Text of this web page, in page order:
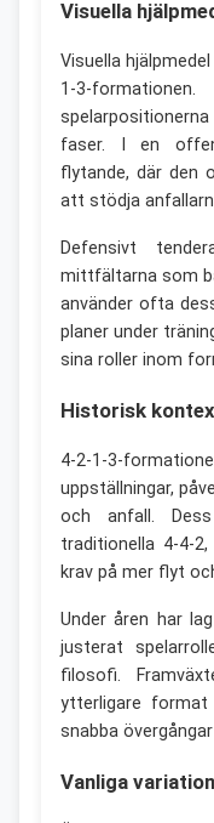
Visuella
Visuella
1-3-
faser. I en
flytande, där den
att stödja
Defensivt
mittfältarna som
använder ofta
planer under
sina roller inom
Historisk
4-2-1-3-
uppställningar,
och anfall.
traditionella 4-4-
krav på mer flyt
Under åren har
justerat
filosofi.
ytterligare format
snabba
Vanliga